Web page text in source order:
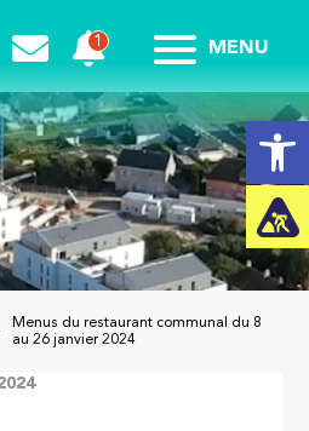
Ouvrir
MENU
Menus du restaurant communal du 8
au 26 janvier 2024